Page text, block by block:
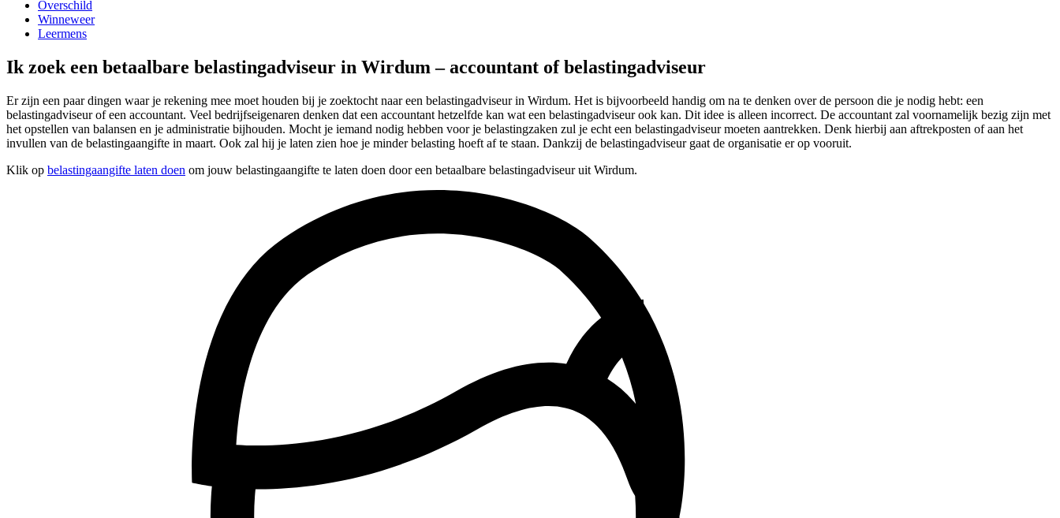
Overschild
Winneweer
Leermens
Ik zoek een betaalbare belastingadviseur in Wirdum – accountant of belastingadviseur
Er zijn een paar dingen waar je rekening mee moet houden bij je zoektocht naar een belastingadviseur in Wirdum. Het is bijvoorbeeld handig om na te denken over de persoon die je nodig hebt: een
belastingadviseur of een accountant. Veel bedrijfseigenaren denken dat een accountant hetzelfde kan wat een belastingadviseur ook kan. Dit idee is alleen incorrect. De accountant zal voornamelijk bezig zijn met
het opstellen van balansen en je administratie bijhouden. Mocht je iemand nodig hebben voor je belastingzaken zul je echt een belastingadviseur moeten aantrekken. Denk hierbij aan aftrekposten of aan het
invullen van de belastingaangifte in maart. Ook zal hij je laten zien hoe je minder belasting hoeft af te staan. Dankzij de belastingadviseur gaat de organisatie er op vooruit.
Klik op belastingaangifte laten doen om jouw belastingaangifte te laten doen door een betaalbare belastingadviseur uit Wirdum.